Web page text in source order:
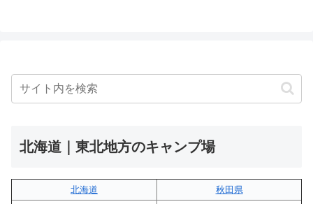
北海道｜東北地方のキャンプ場
北海道
秋田県